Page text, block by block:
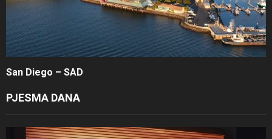
San Diego – SAD
PJESMA DANA